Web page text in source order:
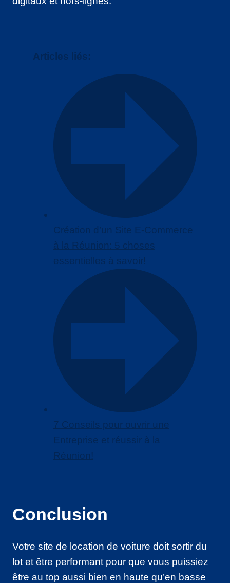
Articles liés:
Création d’un Site E-Commerce
à la Réunion: 5 choses
essentielles à savoir!
7 Conseils pour ouvrir une
Entreprise et réussir à la
Réunion!
Conclusion
Votre site de location de voiture doit sortir du
lot et être performant pour que vous puissiez
être au top aussi bien en haute qu’en basse